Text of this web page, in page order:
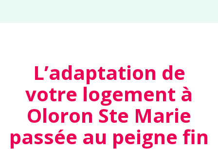
L’adaptation de
votre logement à
Oloron Ste Marie
passée au peigne fin